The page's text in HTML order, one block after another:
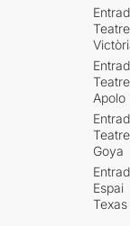
Teatre
Teatre
Apolo
Teatre
Goya
Espai
Texas